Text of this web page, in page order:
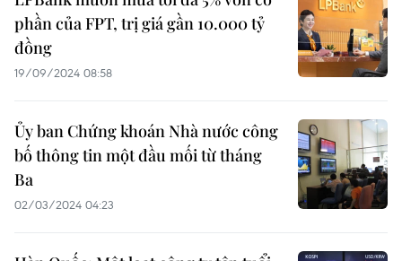
phần của FPT, trị giá gần 10.000 tỷ
đồng
19/09/2024 08:58
Ủy ban Chứng khoán Nhà nước công
bố thông tin một đầu mối từ tháng
Ba
02/03/2024 04:23